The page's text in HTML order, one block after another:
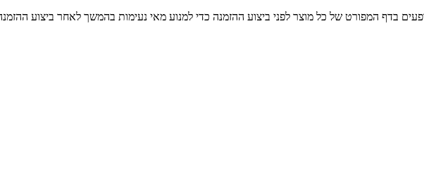
בדף המפורט של כל מוצר לפני ביצוע ההזמנה כדי למנוע מאי נעימות בהמשך לאחר ביצוע